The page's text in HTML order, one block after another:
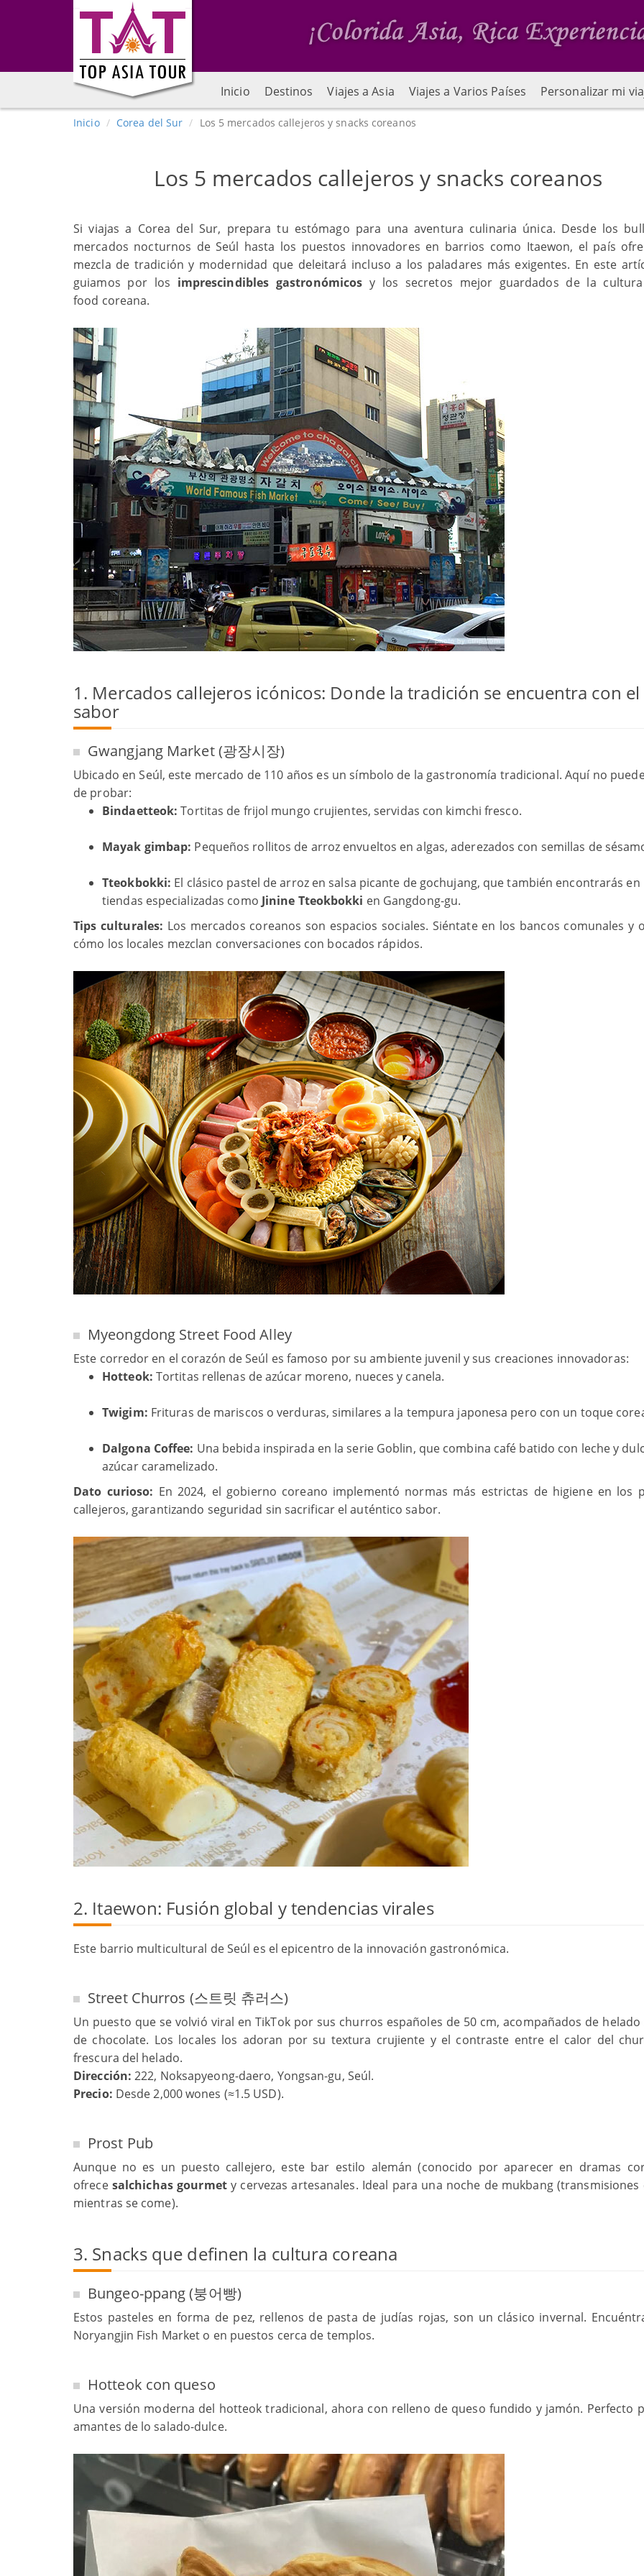
Inicio Destinos Viajes a Asia Viajes a Varios Países Personalizar mi
Inicio Corea del Sur Los 5 mercados callejeros y snacks coreanos
Los 5 mercados callejeros y snacks coreanos
Si viajas a Corea del Sur, prepara tu estómago para una aventura culinaria única. Desde los
mercados nocturnos de Seúl hasta los puestos innovadores en barrios como Itaewon, el país
mezcla de tradición y modernidad que deleitará incluso a los paladares más exigentes. En este
guiamos por los imprescindibles gastronómicos y los secretos mejor guardados de la
food coreana.
1. Mercados callejeros icónicos: Donde la tradición se encuentra con el
sabor
Gwangjang Market (광장시장)
Ubicado en Seúl, este mercado de 110 años es un símbolo de la gastronomía tradicional. Aquí no
de probar:
Bindaetteok: Tortitas de frijol mungo crujientes, servidas con kimchi fresco.
Mayak gimbap: Pequeños rollitos de arroz envueltos en algas, aderezados con semillas de
Tteokbokki: El clásico pastel de arroz en salsa picante de gochujang, que también encontrarás en
tiendas especializadas como Jinine Tteokbokki en Gangdong-gu.
Tips culturales: Los mercados coreanos son espacios sociales. Siéntate en los bancos comunales y
cómo los locales mezclan conversaciones con bocados rápidos.
Myeongdong Street Food Alley
Este corredor en el corazón de Seúl es famoso por su ambiente juvenil y sus creaciones innovadoras:
Hotteok: Tortitas rellenas de azúcar moreno, nueces y canela.
Twigim: Frituras de mariscos o verduras, similares a la tempura japonesa pero con un toque
Dalgona Coffee: Una bebida inspirada en la serie Goblin, que combina café batido con leche y
azúcar caramelizado.
Dato curioso: En 2024, el gobierno coreano implementó normas más estrictas de higiene en los
callejeros, garantizando seguridad sin sacrificar el auténtico sabor.
2. Itaewon: Fusión global y tendencias virales
Este barrio multicultural de Seúl es el epicentro de la innovación gastronómica.
Street Churros (스트릿 츄러스)
Un puesto que se volvió viral en TikTok por sus churros españoles de 50 cm, acompañados de helado
de chocolate. Los locales los adoran por su textura crujiente y el contraste entre el calor del
frescura del helado.
Dirección:222, Noksapyeong-daero, Yongsan-gu, Seúl.
Precio: Desde 2,000 wones (≈1.5 USD).
Prost Pub
Aunque no es un puesto callejero, este bar estilo alemán (conocido por aparecer en dramas
ofrece salchichas gourmety cervezas artesanales. Ideal para una noche de mukbang (transmisiones
mientras se come).
3. Snacks que definen la cultura coreana
Bungeo-ppang (붕어빵)
Estos pasteles en forma de pez, rellenos de pasta de judías rojas, son un clásico invernal.
Noryangjin Fish Market o en puestos cerca de templos.
Hotteok con queso
Una versión moderna del hotteok tradicional, ahora con relleno de queso fundido y jamón. Perfecto
amantes de lo salado-dulce.